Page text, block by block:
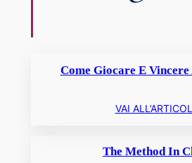
Come Giocare E
VAI
The Method In